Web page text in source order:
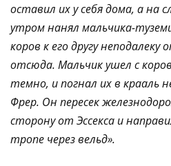
оставил их у себя дома, а на
утром нанял мальчика-
коров к его другу
отсюда. Мальчик ушел с
темно, и погнал их в крааль
Фрер. Он пересек
сторону от Эссекса и
тропе через вельд».